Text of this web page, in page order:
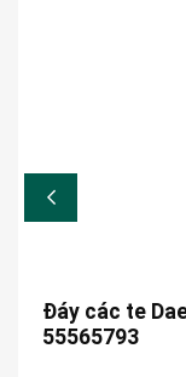
Đáy các te
55565793